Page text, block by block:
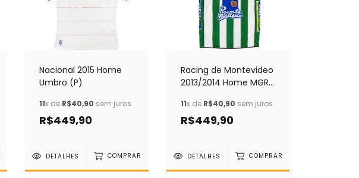
Nacional 2015 Home
Umbro (P)
11x de R$40,90 sem juros
R$449,90
DETALHES COMPRAR
Racing de Montevideo
2013/2014 Home MGR
11x de R$40,90 sem juros
R$449,90
DETALHES COMPRAR